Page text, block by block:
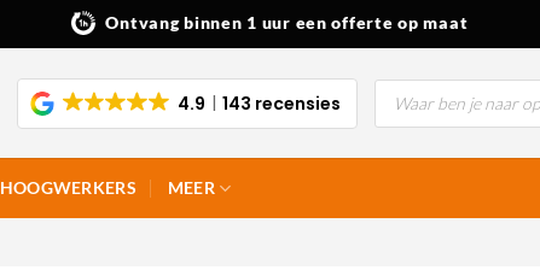
Ontvang binnen 1 uur een offerte op maat
4.9 143 recensies
Producten
zoeken
HOOGWERKERS MEER